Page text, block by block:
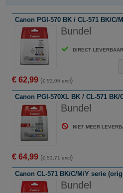
Canon PGI-570 BK / CL-571 BK/C/
Bundel
DIRECT LEVERBAAR
€ 62,99 (€ 52,06 excl)
Canon PGI-570XL BK / CL-571
Bundel
NIET MEER
€ 64,99 (€ 53,71 excl)
Canon CL-571 BK/C/M/Y serie
Bundel